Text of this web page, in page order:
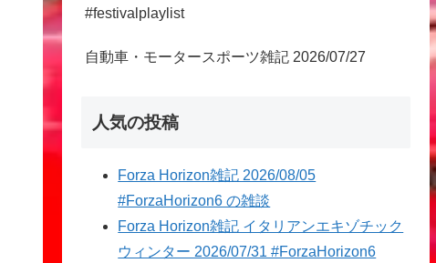
#festivalplaylist
自動車・モータースポーツ雑記 2026/07/27
人気の投稿
Forza Horizon雑記 2026/08/05
#ForzaHorizon6 の雑談
Forza Horizon雑記 イタリアンエキゾチック
ウィンター 2026/07/31 #ForzaHorizon6